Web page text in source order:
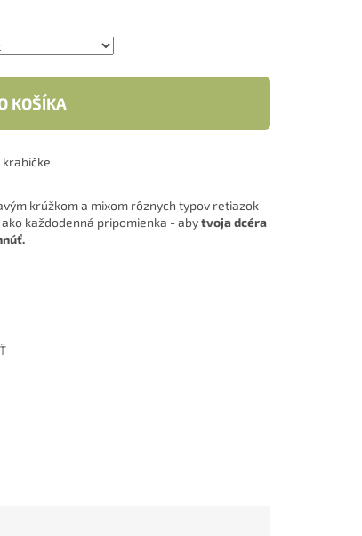
KOŠÍKA
krúžkom a mixom rôznych typov retiazok
každodenná pripomienka - abytvoja dcéra